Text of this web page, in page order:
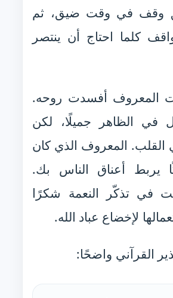
وقف في وقت ضيق، ثم
كلما احتاج أن ينتصر
المعروف أفسدت روحه.
في الظاهر جميلًا، لكن
القلب. المعروف الذي كان
يربط أعناق الناس بك.
في تذكّر النعمة شكرًا
لإخضاع عباد الله.
القرآني واضحًا: